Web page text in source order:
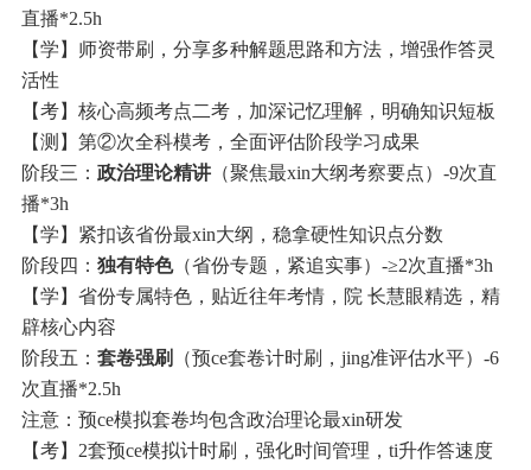
直播*2.5h
【学】师资带刷，分享多种解题思路和方法，增强作答灵
活性
【考】核心高频考点二考，加深记忆理解，明确知识短板
【测】第②次全科模考，全面评估阶段学习成果
阶段三： 政治理论精讲（聚焦最xin大纲考察要点）-9次直
播*3h
【学】紧扣该省份最xin大纲，稳拿硬性知识点分数
阶段四： 独有特色（省份专题，紧追实事）-≥2次直播*3h
【学】省份专属特色，贴近往年考情，院 长慧眼精选，精
辟核心内容
阶段五： 套卷强刷
（预ce套卷计时刷，jing准评估水平）-6
次直播*2.5h
注意：预ce模拟套卷均包含政治理论最xin研发
【考】2套预ce模拟计时刷，强化时间管理，ti升作答速度